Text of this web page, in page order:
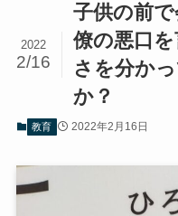
子供の前
僚の悪口
さを分か
か？
2022
2/16
教育 2022年2月16日